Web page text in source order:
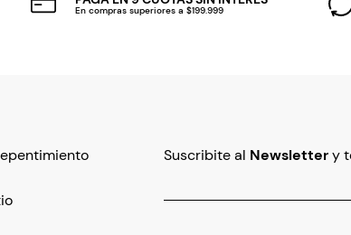
En compras superiores a $199.999
Suscribite al Newslettery